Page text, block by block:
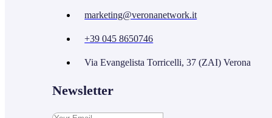
marketing@veronanetwork.it
+39 045 8650746
Via Evangelista Torricelli, 37 (ZAI) Verona
Newsletter